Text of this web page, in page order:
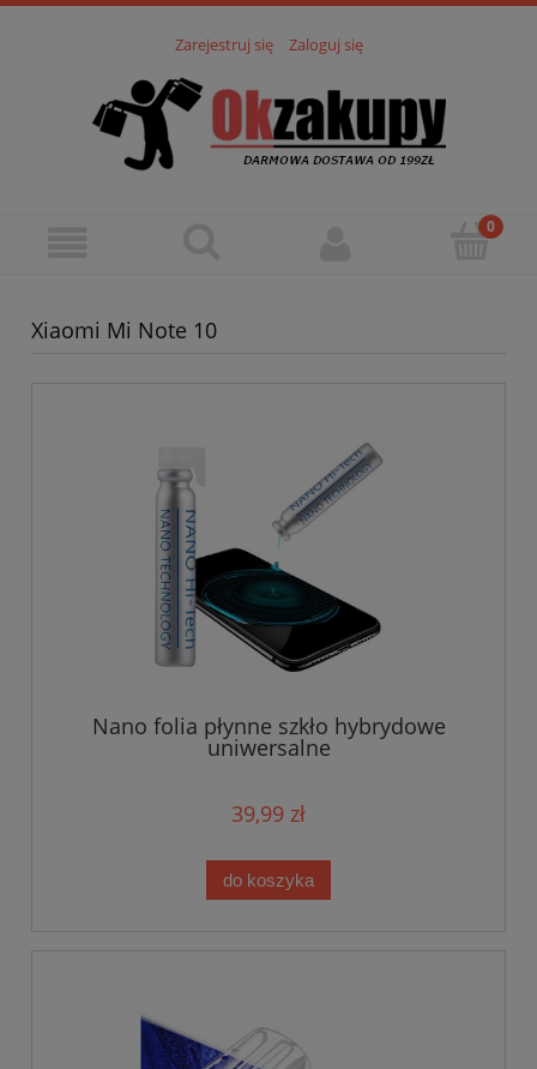
Zarejestruj się Zaloguj się
Xiaomi Mi Note 10
Nano folia płynne szkło hybrydowe
uniwersalne
39,99 zł
do koszyka